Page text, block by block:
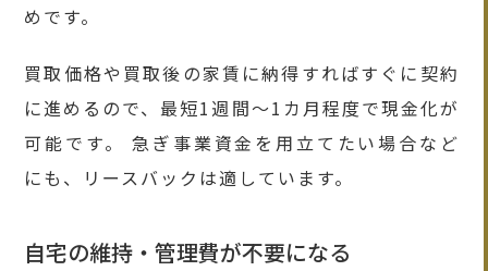
めです。
買取価格や買取後の家賃に納得すればすぐに契約
に進めるので、最短1週間〜1カ月程度で現金化が
可能です。 急ぎ事業資金を用立てたい場合など
にも、リースバックは適しています。
自宅の維持・管理費が不要になる